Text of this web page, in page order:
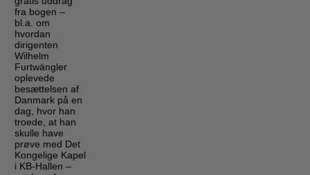
fra bogen –
bl.a. om
hvordan
dirigenten
Wilhelm
Furtwängler
oplevede
besættelsen af
Danmark på en
dag, hvor han
troede, at han
skulle have
prøve med Det
Kongelige Kapel
i KB-Hallen –